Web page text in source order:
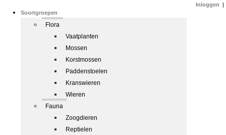
Soortgroepen
Flora
Vaatplanten
Mossen
Korstmossen
Paddenstoelen
Kranswieren
Wieren
Fauna
Zoogdieren
Reptielen
Inloggen |